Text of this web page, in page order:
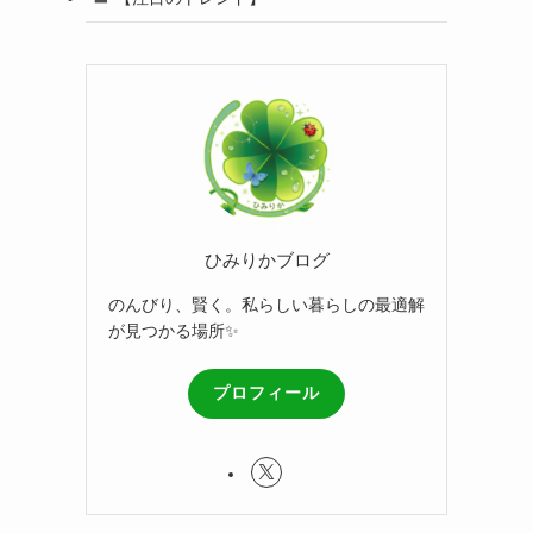
ひみりかブログ
のんびり、賢く。私らしい暮らしの最適解
が見つかる場所✨
プロフィール